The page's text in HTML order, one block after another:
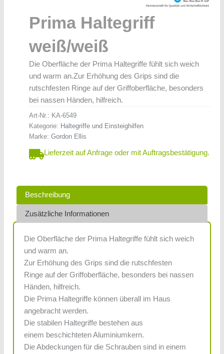
Prima Haltegriff
weiß/weiß
Die Oberfläche der Prima Haltegriffe fühlt sich weich
und warm an.Zur Erhöhung des Grips sind die
rutschfesten Ringe auf der Griffoberfläche, besonders
bei nassen Händen, hilfreich.
Art-Nr.: KA-6549
Kategorie: Haltegriffe und Einsteighilfen
Marke: Gordon Ellis
Lieferzeit auf Anfrage oder mit Auftragsbestätigung.
Beschreibung
Zusätzliche Informationen
Die Oberfläche der Prima Haltegriffe fühlt sich weich
und warm an.
Zur Erhöhung des Grips sind die rutschfesten
Ringe auf der Griffoberfläche, besonders bei nassen
Händen, hilfreich.
Die Prima Haltegriffe können überall im Haus
angebracht werden.
Die stabilen Haltegriffe bestehen aus
einem beschichteten Aluminiumkern.
Die Abdeckungen für die Schrauben sind in einem